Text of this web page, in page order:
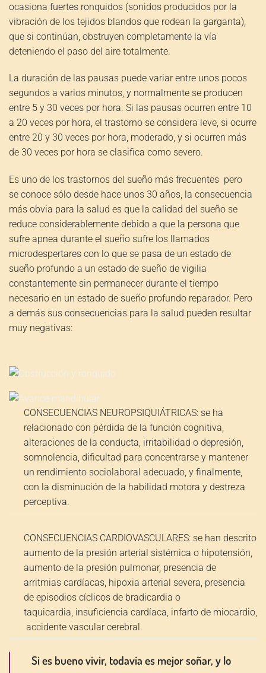
ocasiona fuertes ronquidos (sonidos producidos por la
vibración de los tejidos blandos que rodean la garganta),
que si continúan, obstruyen completamente la vía
deteniendo el paso del aire totalmente.
La duración de las pausas puede variar entre unos pocos
segundos a varios minutos, y normalmente se producen
entre 5 y 30 veces por hora. Si las pausas ocurren entre 10
a 20 veces por hora, el trastorno se considera leve, si ocurre
entre 20 y 30 veces por hora, moderado, y si ocurren más
de 30 veces por hora se clasifica como severo.
Es uno de los trastornos del sueño más frecuentes pero
se conoce sólo desde hace unos 30 años, la consecuencia
más obvia para la salud es que la calidad del sueño se
reduce considerablemente debido a que la persona que
sufre apnea durante el sueño sufre los llamados
microdespertares con lo que se pasa de un estado de
sueño profundo a un estado de sueño de vigilia
constantemente sin permanecer durante el tiempo
necesario en un estado de sueño profundo reparador. Pero
a demás sus consecuencias para la salud pueden resultar
muy negativas:
Obstrucción y ronquido
Avance mandibular
CONSECUENCIAS NEUROPSIQUIÁTRICAS: se ha
relacionado con pérdida de la función cognitiva,
alteraciones de la conducta, irritabilidad o depresión,
somnolencia, dificultad para concentrarse y mantener
un rendimiento sociolaboral adecuado, y finalmente,
con la disminución de la habilidad motora y destreza
perceptiva.
CONSECUENCIAS CARDIOVASCULARES: se han descrito
aumento de la presión arterial sistémica o hipotensión,
aumento de la presión pulmonar, presencia de
arritmias cardíacas, hipoxia arterial severa, presencia
de episodios cíclicos de bradicardia o
taquicardia, insuficiencia cardíaca, infarto de miocardio,
accidente vascular cerebral.
Si es bueno vivir, todavía es mejor soñar, y lo